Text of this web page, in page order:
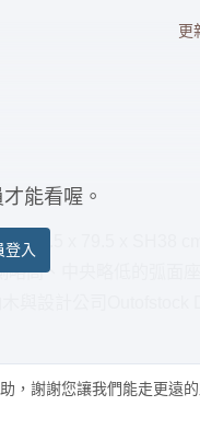
更
x 50.5 x 79.5 x SH38
高、中央略低的弧面座
能看喔。
登入
，謝謝您讓我們能走更遠